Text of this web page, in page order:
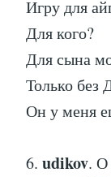
Игру для
Для кого?
Для сына
Только без
Он у меня
6. udikov. О